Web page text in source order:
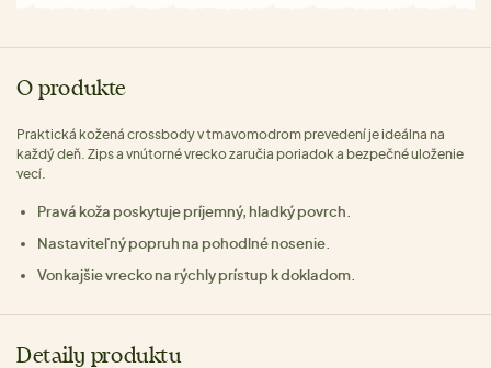
O produkte
Praktická kožená crossbody v tmavomodrom prevedení je ideálna na
každý deň. Zips a vnútorné vrecko zaručia poriadok a bezpečné uloženie
vecí.
Pravá koža poskytuje príjemný, hladký povrch.
Nastaviteľný popruh na pohodlné nosenie.
Vonkajšie vrecko na rýchly prístup k dokladom.
Detaily produktu